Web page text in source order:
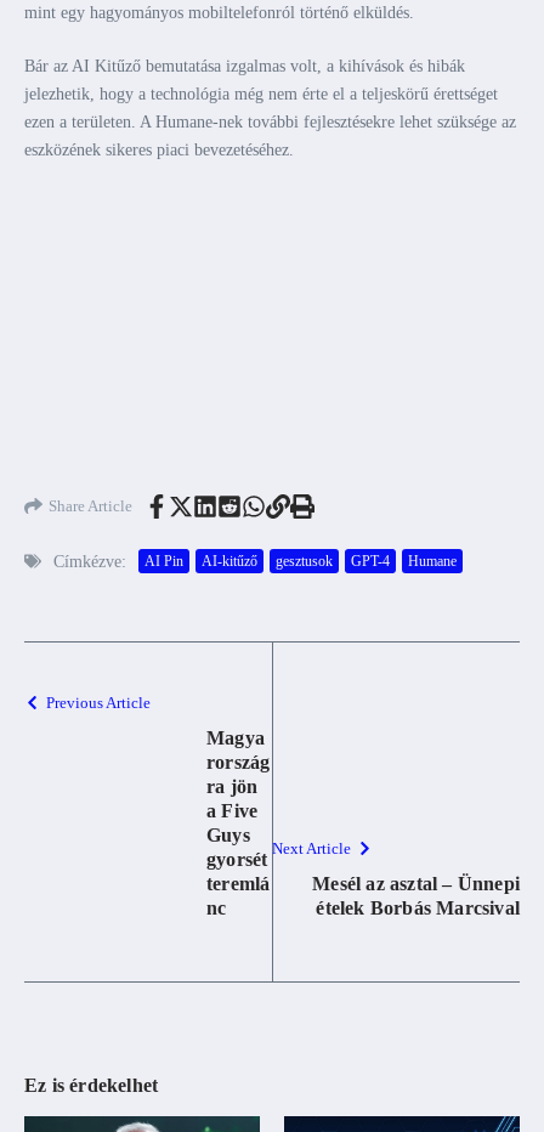
mint egy hagyományos mobiltelefonról történő elküldés.
Bár az AI Kitűző bemutatása izgalmas volt, a kihívások és hibák
jelezhetik, hogy a technológia még nem érte el a teljeskörű érettséget
ezen a területen. A Humane-nek további fejlesztésekre lehet szüksége az
eszközének sikeres piaci bevezetéséhez.
Share Article
Címkézve: AI Pin AI-kitűző gesztusok GPT-4 Humane
Previous Article
Magya
rország
ra jön
a Five
Guys
gyorsét
teremlá
nc
Next Article
Mesél az asztal – Ünnepi
ételek Borbás Marcsival
Ez is érdekelhet